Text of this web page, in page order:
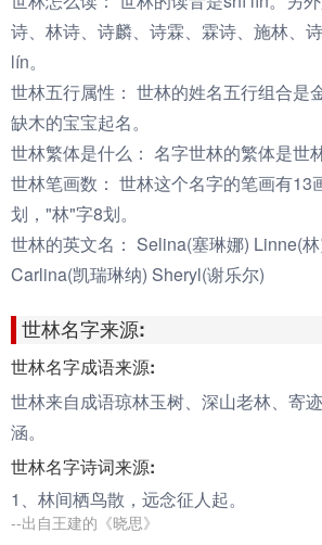
诗、林诗、诗麟、诗霖、霖诗、施林、
lín。
世林五行属性： 世林的姓名五行组合是
缺木的宝宝起名。
世林繁体是什么： 名字世林的繁体是世林
世林笔画数： 世林这个名字的笔画有13
划，"林"字8划。
世林的英文名： Selina(塞琳娜) Linne(
Carlina(凯瑞琳纳) Sheryl(谢乐尔)
世林名字来源:
世林名字成语来源:
世林来自成语琼林玉树、深山老林、寄
涵。
世林名字诗词来源:
1、 林间栖鸟散，远念征人起。
--出自王建的《晓思》